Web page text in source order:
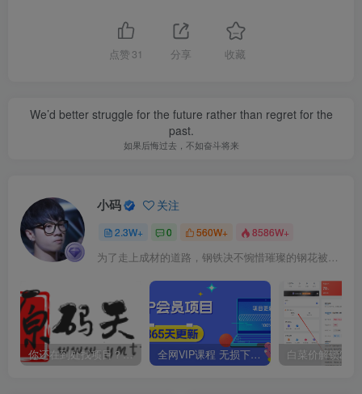
点赞 31 分享 收藏
We’d better struggle for the future rather than regret for the
past.
如果后悔过去，不如奋斗将来
小码 关注
2.3W+ 0 560W+ 8586W+
为了走上成材的道路，钢铁决不惋惜璀璨的钢花被遗弃
你还在到处找项目？还在当韭菜？我靠卖项目一个月收入5万+，曾经我也是个失败者。 全网VIP课程 无损下载~